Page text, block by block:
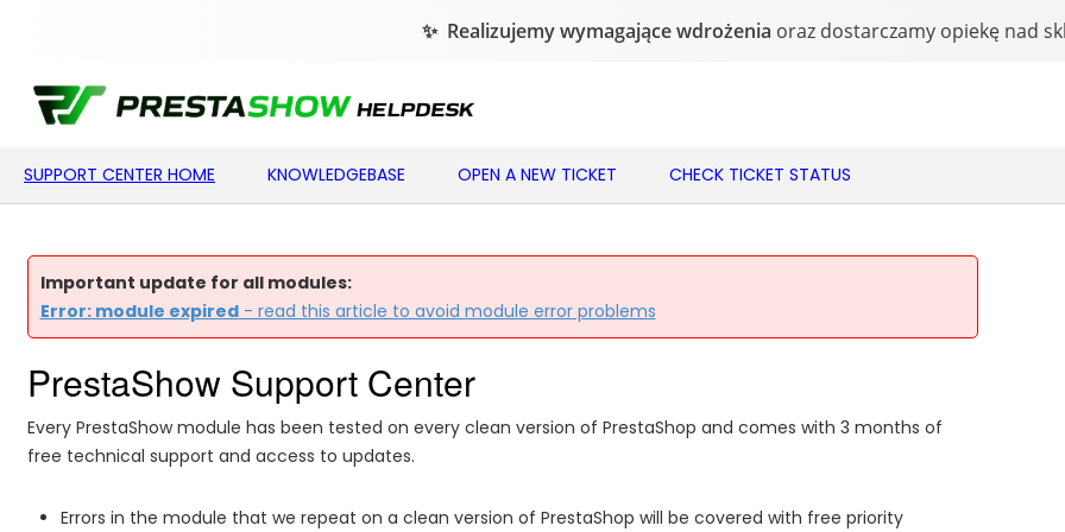
SUPPORT CENTER HOME KNOWLEDGEBASE OPEN A NEW TICKET CHECK TICKET STATUS
Important update for all modules:
Error: module expired- read this article to avoid module error problems
PrestaShow Support Center
Every PrestaShow module has been tested on every clean version of PrestaShop and comes with 3 months of
free technical support and access to updates.
Errors in the module that we repeat on a clean version of PrestaShop will be covered with free priority